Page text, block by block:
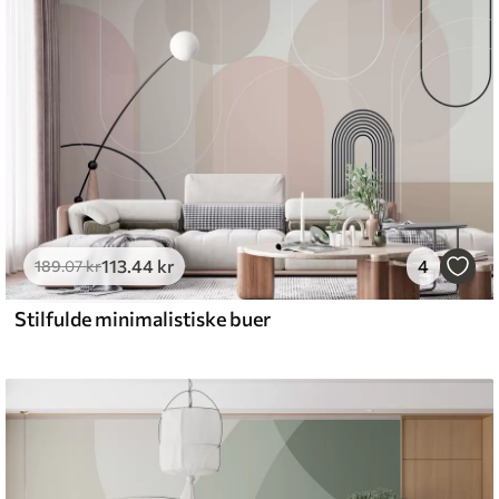
.00kr/m²
and Stick
.67400.00kr/m²
189.07kr113 .44 kr 4
Stilfulde minimalistiske buer